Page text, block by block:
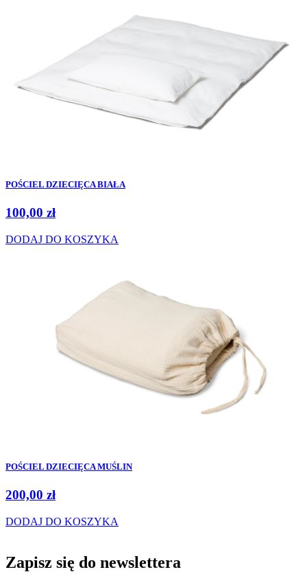
POŚCIEL DZIECIĘCA BIAŁA
100,00 zł
DODAJ DO KOSZYKA
POŚCIEL DZIECIĘCA MUŚLIN
200,00 zł
DODAJ DO KOSZYKA
Zapisz się do newslettera